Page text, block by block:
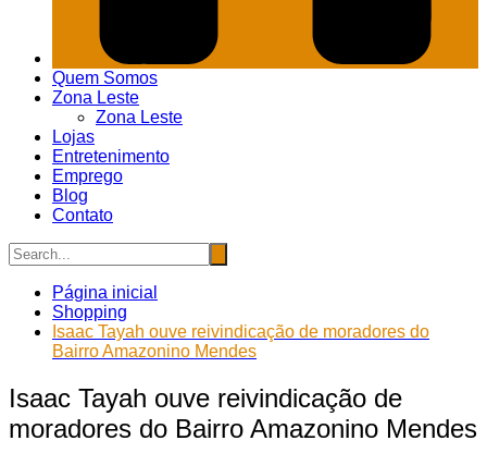
Quem Somos
Zona Leste
Zona Leste
Lojas
Entretenimento
Emprego
Blog
Contato
Página inicial
Shopping
Isaac Tayah ouve reivindicação de moradores do
Bairro Amazonino Mendes
Isaac Tayah ouve reivindicação de
moradores do Bairro Amazonino Mendes